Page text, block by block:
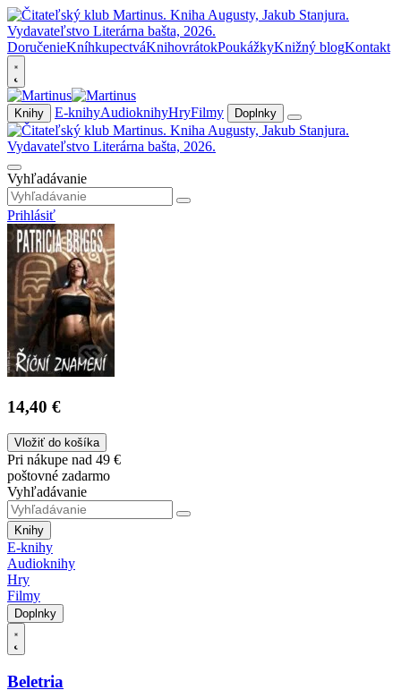
DoručenieKníhkupectváKnihovrátokPoukážkyKnižný blogKontakt
Knihy E-knihyAudioknihyHryFilmy Doplnky
Vyhľadávanie
Prihlásiť
14,40 €
Vložiť do košíka
Pri nákupe nad 49 €
poštovné zadarmo
Vyhľadávanie
Knihy
E-knihy
Audioknihy
Hry
Filmy
Doplnky
Beletria